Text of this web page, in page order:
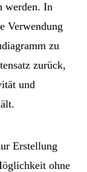
werden. In
Verwendung
zu
zurück,
und
Erstellung
ohne